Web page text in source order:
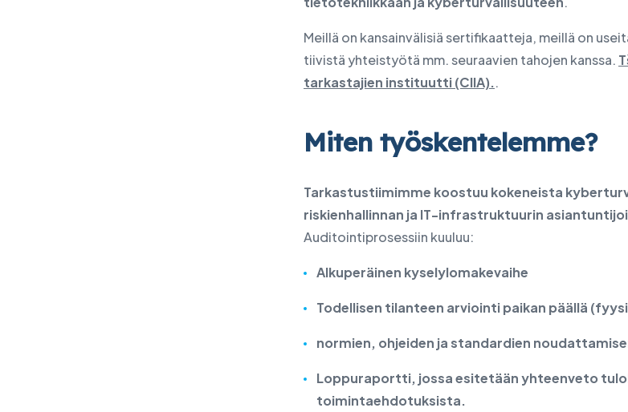
Meillä on kansainvälisiä sertifikaatteja, meillä on
tiivistä yhteistyötä mm. seuraavien tahojen kanssa.
tarkastajien instituutti (CIIA)..
Miten työskentelemme?
Tarkastustiimimme koostuu kokeneista
riskienhallinnan ja IT-infrastruktuurin
Auditointiprosessiin kuuluu:
Alkuperäinen kyselylomakevaihe
Todellisen tilanteen arviointi paikan päällä
normien, ohjeiden ja standardien
Loppuraportti, jossa esitetään yhteenveto
toimintaehdotuksista.